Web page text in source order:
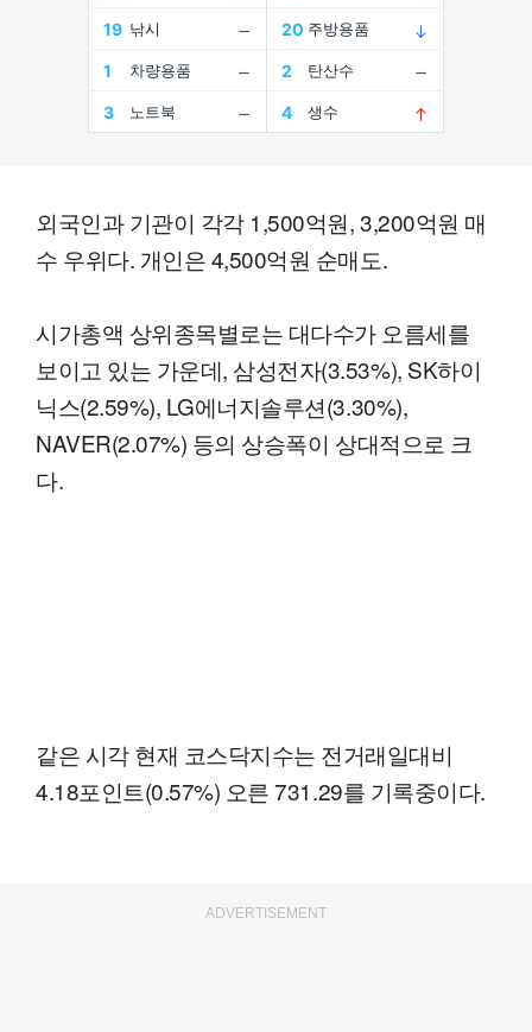
외국인과 기관이 각각 1,500억원, 3,200억원 매
수 우위다. 개인은 4,500억원 순매도.
시가총액 상위종목별로는 대다수가 오름세를
보이고 있는 가운데, 삼성전자(3.53%), SK하이
닉스(2.59%), LG에너지솔루션(3.30%),
NAVER(2.07%) 등의 상승폭이 상대적으로 크
다.
같은 시각 현재 코스닥지수는 전거래일대비
4.18포인트(0.57%) 오른 731.29를 기록중이다.
ADVERTISEMENT